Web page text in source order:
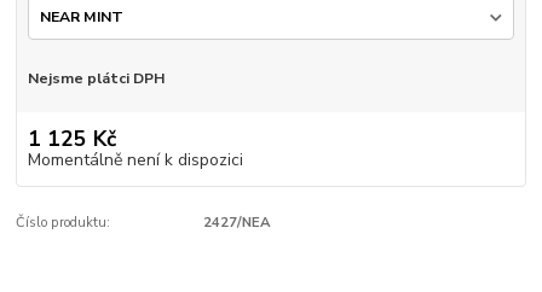
Nejsme plátci DPH
1 125 Kč
Momentálně není k dispozici
Číslo produktu: 2427/NEA